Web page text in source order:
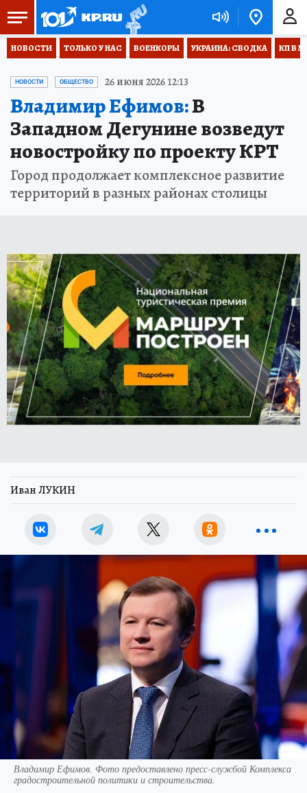
НОВОСТИ ТОЛЬКО У НАС ВОЕНКОРЫ УКРАИНА: СВОДКА КП В
НОВОСТИ ОБЩЕСТВО 26 июня 2026 12:13
Владимир Ефимов:В
Западном Дегунине возведут
новостройку по проекту КРТ
Город продолжает комплексное развитие
территорий в разных районах столицы
Иван ЛУКИН
Владимир Ефимов. Фото предоставлено пресс-службой Комплекса
градостроительной политики и строительства.